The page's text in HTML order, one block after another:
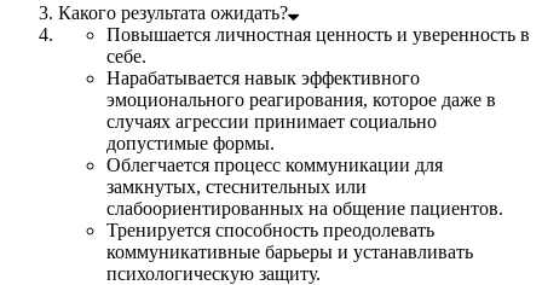
Какого результата ожидать?
Повышается личностная ценность и уверенность в
себе.
Нарабатывается навык эффективного
эмоционального реагирования, которое даже в
случаях агрессии принимает социально
допустимые формы.
Облегчается процесс коммуникации для
замкнутых, стеснительных или
слабоориентированных на общение пациентов.
Тренируется способность преодолевать
коммуникативные барьеры и устанавливать
психологическую защиту.